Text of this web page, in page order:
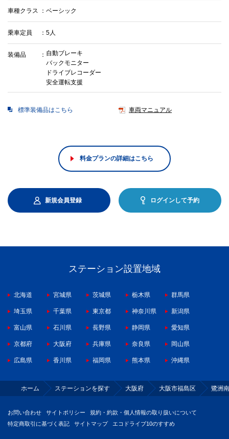
車種クラス ベーシック
乗車定員 5人
装備品
自動ブレーキ
バックモニター
ドライブレコーダー
安全運転支援
標準装備品はこちら 車両マニュアル
料金プランの詳細はこちら
新規会員登録 ログインして予約
ステーション設置地域
北海道 宮城県 茨城県 栃木県 群馬県
埼玉県 千葉県 東京都 神奈川県 新潟県
富山県 石川県 長野県 静岡県 愛知県
京都府 大阪府 兵庫県 奈良県 岡山県
広島県 香川県 福岡県 熊本県 沖縄県
ホーム ステーションを探す 大阪府 大阪市福島区 鷺洲南
お問い合わせ サイトポリシー
規約・約款・個人情報の取り扱いについて
特定商取引に基づく表記
サイトマップ エコドライブ10のすすめ